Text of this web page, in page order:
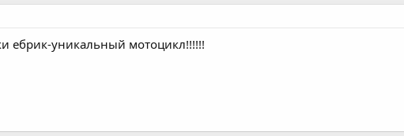
ебрик-уникальный мотоцикл!!!!!!